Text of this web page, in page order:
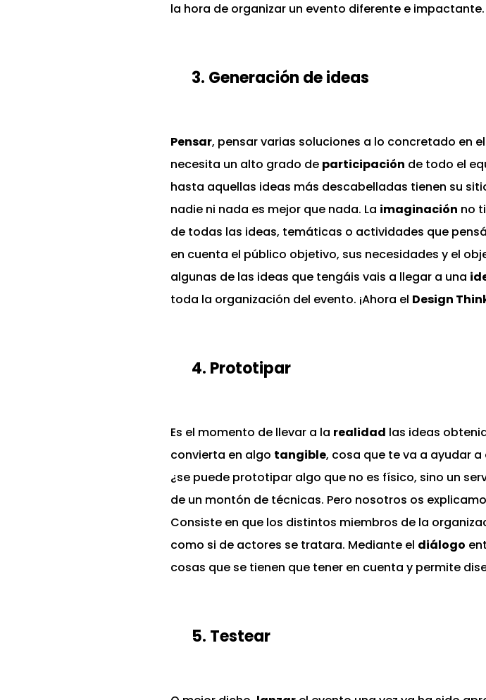
la hora de organizar un evento diferente e impactante.
3. Generación de ideas
Pensar, pensar varias soluciones a lo concretado en
necesita un alto grado de participación de todo el
hasta aquellas ideas más descabelladas tienen su
nadie ni nada es mejor que nada. La imaginación no
de todas las ideas, temáticas o actividades que
en cuenta el público objetivo, sus necesidades y el
algunas de las ideas que tengáis vais a llegar a una
toda la organización del evento. ¡Ahora el Design
4. Prototipar
Es el momento de llevar a la realidad las ideas
convierta en algo tangible, cosa que te va a ayudar
¿se puede prototipar algo que no es físico, sino un
de un montón de técnicas. Pero nosotros os
Consiste en que los distintos miembros de la
como si de actores se tratara. Mediante el diálogo
cosas que se tienen que tener en cuenta y permite
5. Testear